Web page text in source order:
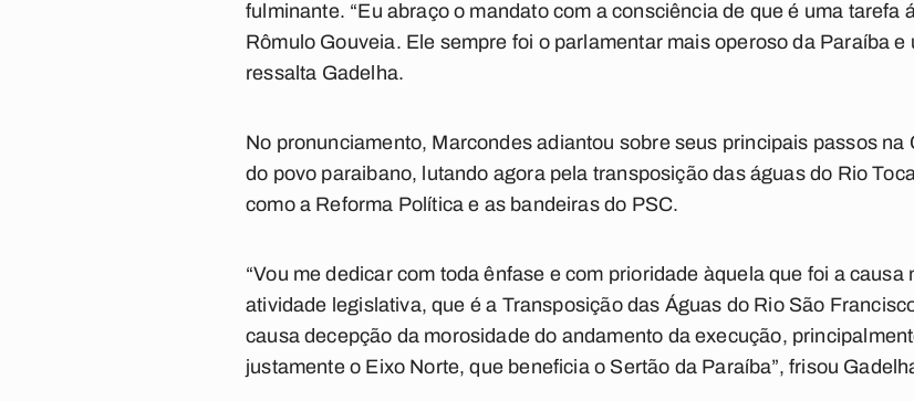
fulminante. “Eu abraço o mandato com a consciência de que é uma tarefa
Rômulo Gouveia. Ele sempre foi o parlamentar mais operoso da Paraíba e
ressalta Gadelha.
No pronunciamento, Marcondes adiantou sobre seus principais passos
do povo paraibano, lutando agora pela transposição das águas do Rio
como a Reforma Política e as bandeiras do PSC.
“Vou me dedicar com toda ênfase e com prioridade àquela que foi a
atividade legislativa, que é a Transposição das Águas do Rio São
causa decepção da morosidade do andamento da execução,
justamente o Eixo Norte, que beneficia o Sertão da Paraíba”, frisou